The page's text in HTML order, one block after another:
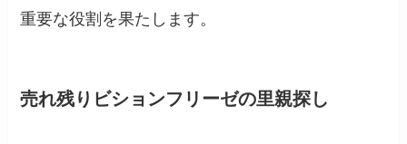
重要な役割を果たします。
売れ残りビションフリーゼの里親探し